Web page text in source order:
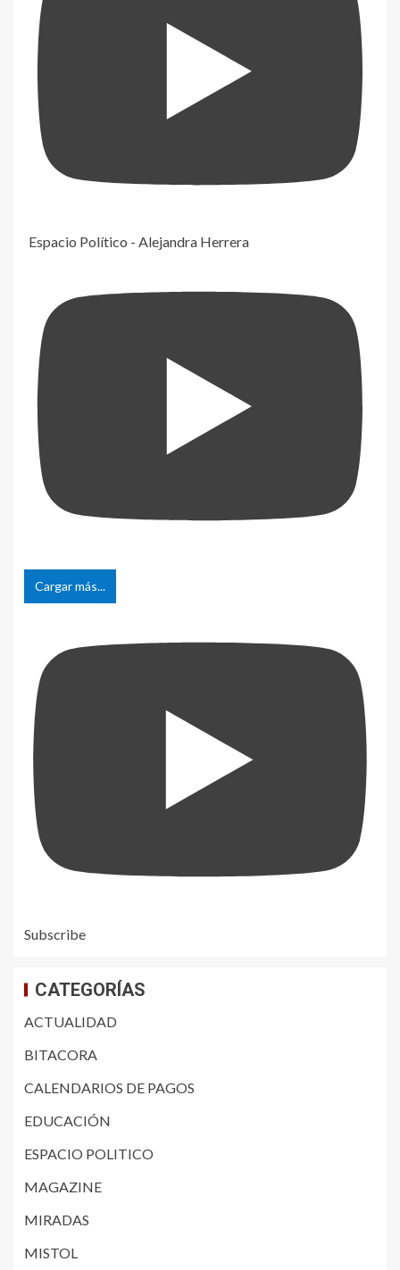
Espacio Político - Alejandra Herrera
Cargar más...
Subscribe
CATEGORÍAS
ACTUALIDAD
BITACORA
CALENDARIOS DE PAGOS
EDUCACIÓN
ESPACIO POLITICO
MAGAZINE
MIRADAS
MISTOL